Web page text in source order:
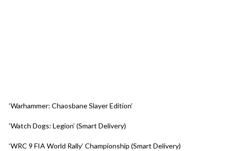
‘Warhammer: Chaosbane Slayer Edition’
‘Watch Dogs: Legion’ (Smart Delivery)
‘WRC 9 FIA World Rally’ Championship (Smart Delivery)